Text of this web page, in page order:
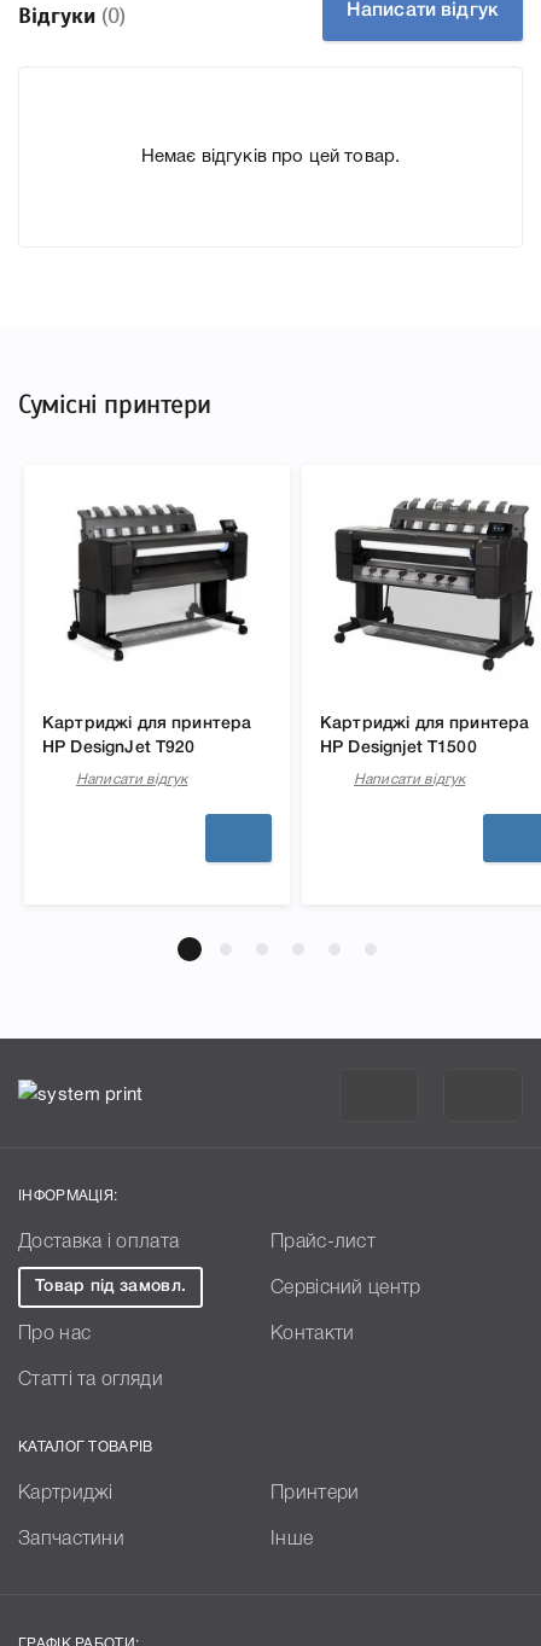
Ємність, мл/грам 300
Производитель HP
до якого підходить Картридж HP 727 Gray F9J80A, що
Відгуки (0) Написати відгук
Немає відгуків про цей товар.
Сумісні принтери
Картриджі для принтера
HP DesignJet T920
Написати відгук
Картриджі для принтера
HP Designjet T1500
Написати відгук
ІНФОРМАЦІЯ:
Доставка і оплата Прайс-лист
Товар під замовл. Сервісний центр
Про нас Контакти
Статті та огляди
КАТАЛОГ ТОВАРІВ
Картриджі Принтери
Запчастини Інше